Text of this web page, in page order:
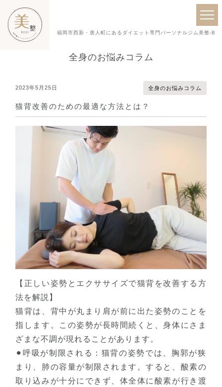
福岡市西新・唐人町にあるダイエット専門パーソナルジム美整-
全身のお悩みコラム
2023年5月25日 全身のお悩みコラム
猫背改善のための最適な方法とは？
【正しい姿勢とエクササイズで猫背を改善する方
法を解説】
猫背は、背中が丸まり肩が前に出た姿勢のことを
指します。この姿勢が長時間続くと、身体にさま
ざまな不調が現れることがあります。
⚫︎呼吸が制限される：猫背の姿勢では、胸郭が狭
まり、肺の容量が制限されます。すると、酸素の
取り込みが十分にできず、体全体に酸素が行き渡